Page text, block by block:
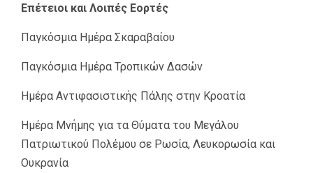
Επέτειοι και Λοιπές Εορτές
Παγκόσμια Ημέρα Σκαραβαίου
Παγκόσμια Ημέρα Τροπικών Δασών
Ημέρα Αντιφασιστικής Πάλης στην Κροατία
Ημέρα Μνήμης για τα Θύματα του Μεγάλου
Πατριωτικού Πολέμου σε Ρωσία, Λευκορωσία και
Ουκρανία